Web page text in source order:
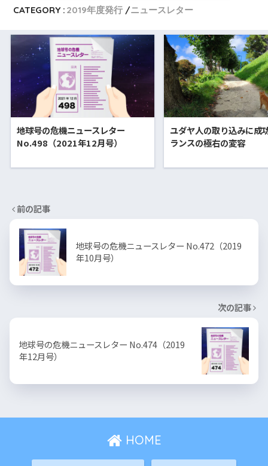
CATEGORY : 2019年度発行 ニュースレター
地球号の危機ニュースレター
No.498（2021年12月号）
ユダヤ人の取り込みに成
ランスの極右の変容
前の記事
地球号の危機ニュースレター No.472（2019
年10月号）
次の記事
地球号の危機ニュースレター No.474（2019
年12月号）
HOME